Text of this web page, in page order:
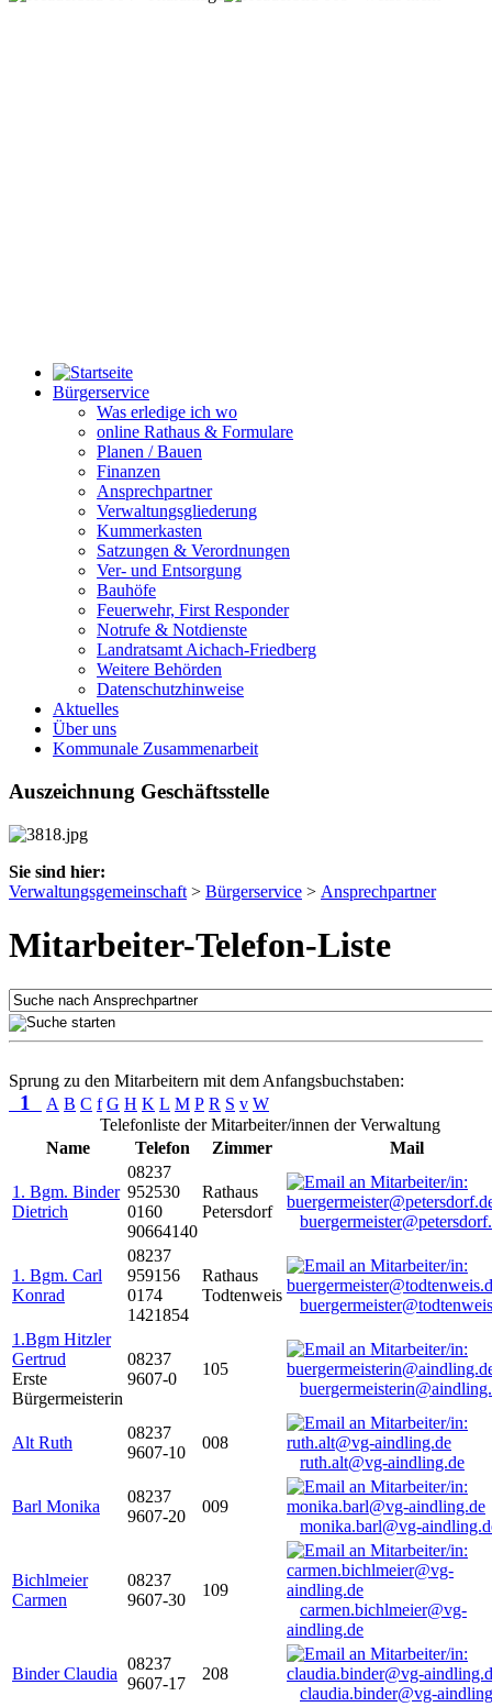
Bürgerservice
Was erledige ich wo
online Rathaus & Formulare
Planen / Bauen
Finanzen
Ansprechpartner
Verwaltungsgliederung
Kummerkasten
Satzungen & Verordnungen
Ver- und Entsorgung
Bauhöfe
Feuerwehr, First Responder
Notrufe & Notdienste
Landratsamt Aichach-Friedberg
Weitere Behörden
Datenschutzhinweise
Aktuelles
Über uns
Kommunale Zusammenarbeit
Auszeichnung Geschäftsstelle
Sie sind hier:
Verwaltungsgemeinschaft > Bürgerservice > Ansprechpartner
Mitarbeiter-Telefon-Liste
Sprung zu den Mitarbeitern mit dem Anfangsbuchstaben:
1 A B C f G H K L M P R S v W
Telefonliste der Mitarbeiter/innen der Verwaltung
Name
Telefon Zimmer Mail
1. Bgm. Binder
Dietrich
08237
952530
0160
90664140
Rathaus
Petersdorf
1. Bgm. Carl
Konrad
08237
959156
0174
1421854
Rathaus
Todtenweis
1.Bgm Hitzler
Gertrud
Erste
Bürgermeisterin
08237
9607-0
105
Alt Ruth
08237
9607-10
008
ruth.alt@vg-aindling.de
Barl Monika
08237
9607-20
009
monika.barl@vg-
Bichlmeier
Carmen
08237
9607-30
109
carmen.bichlmeier@vg-
aindling.de
Binder Claudia
08237
9607-17
208
claudia.binder@vg-